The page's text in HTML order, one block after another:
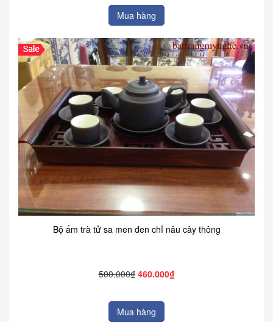
Mua hàng
Bộ ấm trà tử sa men đen chỉ nâu cây thông
500.000₫ 460.000₫
Mua hàng